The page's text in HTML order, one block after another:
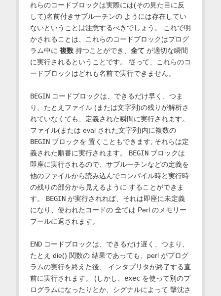
れらのコードブロックは実際には(その見た目に反
して)名前付きサブルーチンの ようには存在してい
ないということは注意するべきでしょう。 これで明
かされることは、これらのコードブロックはプログ
ラム中に 複数持つことができ、 全て が適切な瞬間
に実行されるということです。 従って、これらのコ
ードブロックはどれも名前で実行できません。
BEGINコードブロックは、できるだけ早く、つま
り、たとえファイル (または文字列)の残りが解析さ
れていなくても、定義された瞬間に実行されます。
ファイル(または eval された文字列)内に複数の
BEGINブロックを 置くこともできます; それらは定
義された順番に実行されます。 BEGINブロックは
即座に実行されるので、サブルーチンなどの定義を
他のファイルから読み込んでコンパイル時と実行時
の残りの部分から見えるように することができま
す。 BEGINが実行されれば、それは即座に未定義
になり、使われたコードの 全ては Perl のメモリー
プールに返されます。
ENDコードブロックは、できるだけ遅く、つまり、
たとえ die() 関数の 結果であっても、perl がプログ
ラムの実行を終えた後、 インタプリタが終了する直
前に実行されます。 (しかし、 execを使って別のプ
ログラムになったりとか、シグナルによって 撃沈さ